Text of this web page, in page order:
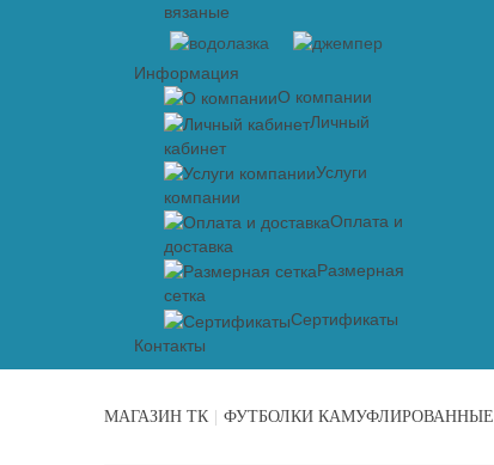
вязаные
Информация
О компании
Личный
кабинет
Услуги
компании
Оплата и
доставка
Размерная
сетка
Сертификаты
Контакты
МАГАЗИН ТК ФУТБОЛКИ КАМУФЛИРОВАННЫЕ